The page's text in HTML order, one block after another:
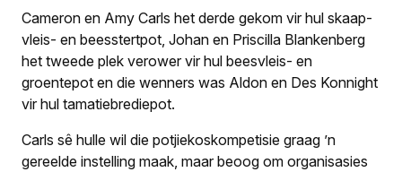
Cameron en Amy Carls het derde gekom vir hul skaap­
vleis- en beesstertpot, Johan en Priscilla Blankenberg
het tweede plek verower vir hul beesvleis- en
groentepot en die wenners was Aldon en Des Konnight
vir hul tamatie­brediepot.
Carls sê hulle wil die potjiekoskompetisie graag ’n
gereelde instelling maak, maar beoog om organisasies